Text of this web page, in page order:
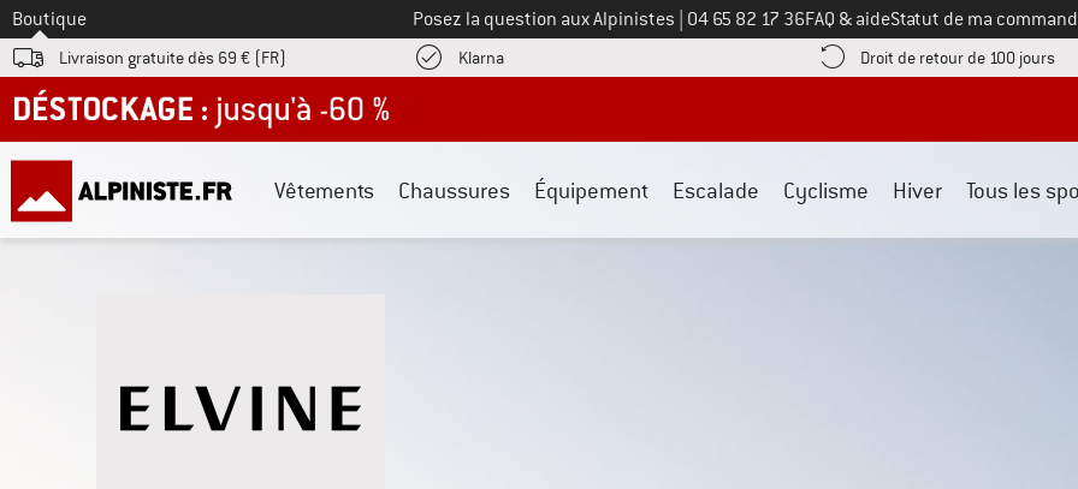
Vers le
Boutique Posez la question aux Alpinistes Appelez-nous au
04 65 82 17 36FAQ & aideStatut de ma
Livraison gratuite dès 69 € (FR) KlarnaTrouve les informations de paiement ici ! Ouvre une boîte d'information
Droit de retour de 100 jours
DÉSTOCKAGE : jusqu'à -60 %
Vêtements Chaussures Équipement Escalade Cyclisme Hiver Tous les